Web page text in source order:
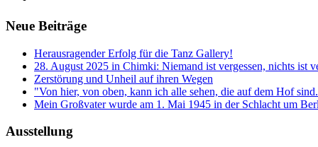
Neue Beiträge
Herausragender Erfolg für die Tanz Gallery!
28. August 2025 in Chimki: Niemand ist vergessen, nichts ist
Zerstörung und Unheil auf ihren Wegen
"Von hier, von oben, kann ich alle sehen, die auf dem Hof
Mein Großvater wurde am 1. Mai 1945 in der Schlacht um
Ausstellung